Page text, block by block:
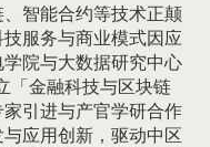
智能合约等技术正颠
服务与商业模式因应
院与大数据研究中心
「金融科技与区块链
引进与产官学研合作
应用创新，驱动中区